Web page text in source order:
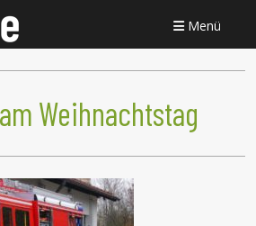
Menü
am Weihnachtstag